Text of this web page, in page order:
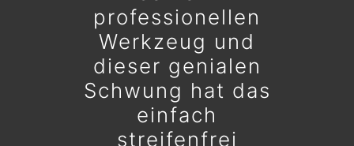
professionellen
Werkzeug und
dieser genialen
Schwung hat das
einfach
streifenfrei